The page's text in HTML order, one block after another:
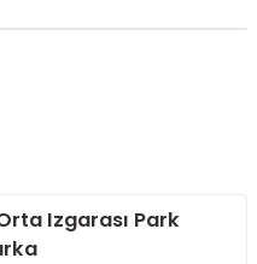
Izgarası Park